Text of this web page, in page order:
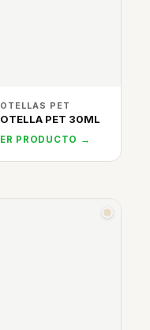
PET
PET 30ML
PRODUCTO →